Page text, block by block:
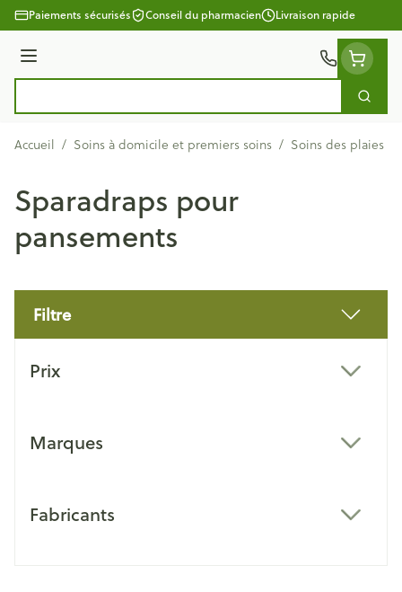
Aller au contenu
Paiements sécurisés Conseil du pharmacien Livraison rapide
Menu
Accueil / Soins à domicile et premiers soins / Soins des plaies
Sparadraps pour
pansements
Filtre
Prix
Marques
Fabricants